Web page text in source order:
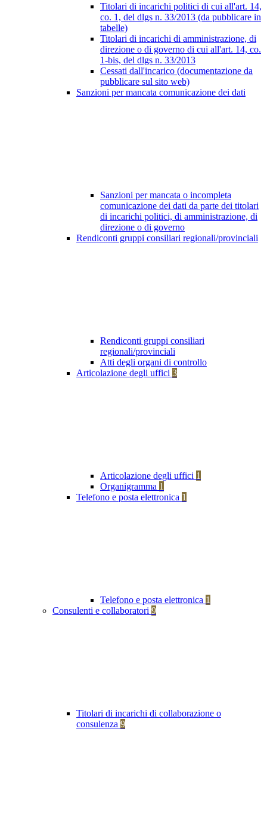
Titolari di incarichi politici di cui all'art. 14,
co. 1, del dlgs n. 33/2013 (da pubblicare in
tabelle)
Titolari di incarichi di amministrazione, di
direzione o di governo di cui all'art. 14, co.
1-bis, del dlgs n. 33/2013
Cessati dall'incarico (documentazione da
pubblicare sul sito web)
Sanzioni per mancata comunicazione dei dati
Sanzioni per mancata o incompleta
comunicazione dei dati da parte dei titolari
di incarichi politici, di amministrazione, di
direzione o di governo
Rendiconti gruppi consiliari regionali/provinciali
Rendiconti gruppi consiliari
regionali/provinciali
Atti degli organi di controllo
Articolazione degli uffici 3
Articolazione degli uffici 1
Organigramma 1
Telefono e posta elettronica 1
Telefono e posta elettronica 1
Consulenti e collaboratori 9
Titolari di incarichi di collaborazione o
consulenza 9